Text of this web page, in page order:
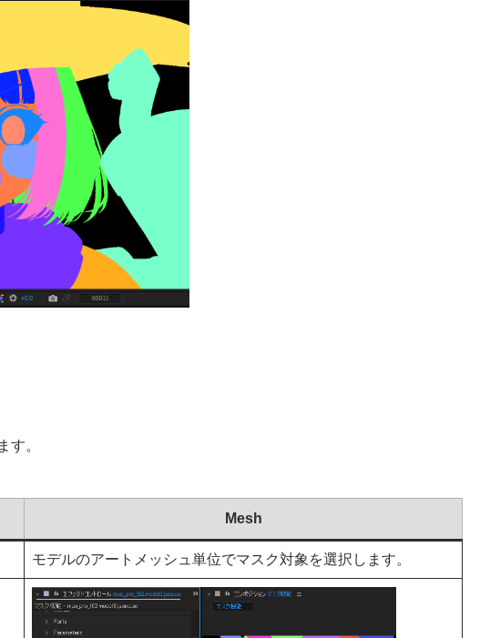
す。
Mesh
モデルのアートメッシュ単位でマスク対象を選択します。